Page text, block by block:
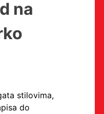
na
stilovima,
do